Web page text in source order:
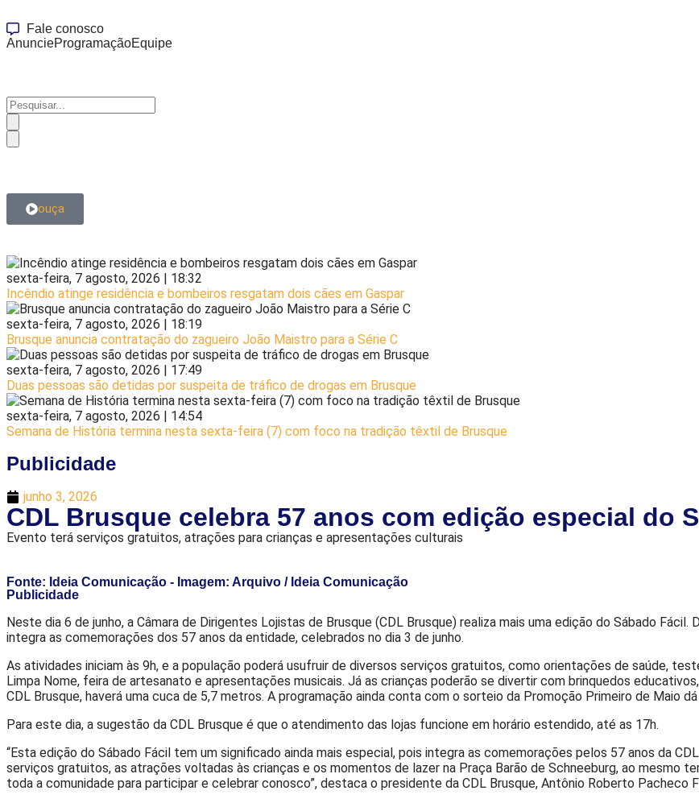
Fale conosco
AnuncieProgramaçãoEquipe
ouça
sexta-feira, 7 agosto, 2026 | 18:32
Incêndio atinge residência e bombeiros resgatam dois cães em Gaspar
sexta-feira, 7 agosto, 2026 | 18:19
Brusque anuncia contratação do zagueiro João Maistro para a Série C
sexta-feira, 7 agosto, 2026 | 17:49
Duas pessoas são detidas por suspeita de tráfico de drogas em Brusque
sexta-feira, 7 agosto, 2026 | 14:54
Semana de História termina nesta sexta-feira (7) com foco na tradição têxtil de Brusque
Publicidade
junho 3, 2026
CDL Brusque celebra 57 anos com edição especial do
Evento terá serviços gratuitos, atrações para crianças e apresentações culturais
Fonte: Ideia Comunicação - Imagem: Arquivo / Ideia Comunicação
Publicidade
Neste dia 6 de junho, a Câmara de Dirigentes Lojistas de Brusque (CDL Brusque) realiza mais uma edição do Sábado
integra as comemorações dos 57 anos da entidade, celebrados no dia 3 de junho.
As atividades iniciam às 9h, e a população poderá usufruir de diversos serviços gratuitos, como orientações de saúde,
Limpa Nome, feira de artesanato e apresentações musicais. Já as crianças poderão se divertir com brinquedos
CDL Brusque, haverá uma cuca de 5,7 metros. A programação ainda conta com o sorteio da Promoção Primeiro de Maio
Para este dia, a sugestão da CDL Brusque é que o atendimento das lojas funcione em horário estendido, até as 17h.
“Esta edição do Sábado Fácil tem um significado ainda mais especial, pois integra as comemorações pelos 57 anos da
serviços gratuitos, as atrações voltadas às crianças e os momentos de lazer na Praça Barão de Schneeburg, ao mesmo
toda a comunidade para participar e celebrar conosco”, destaca o presidente da CDL Brusque, Antônio Roberto Pacheco